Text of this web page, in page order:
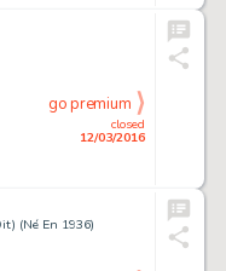
closed
12/03/2016
go premium
(Né En 1936)